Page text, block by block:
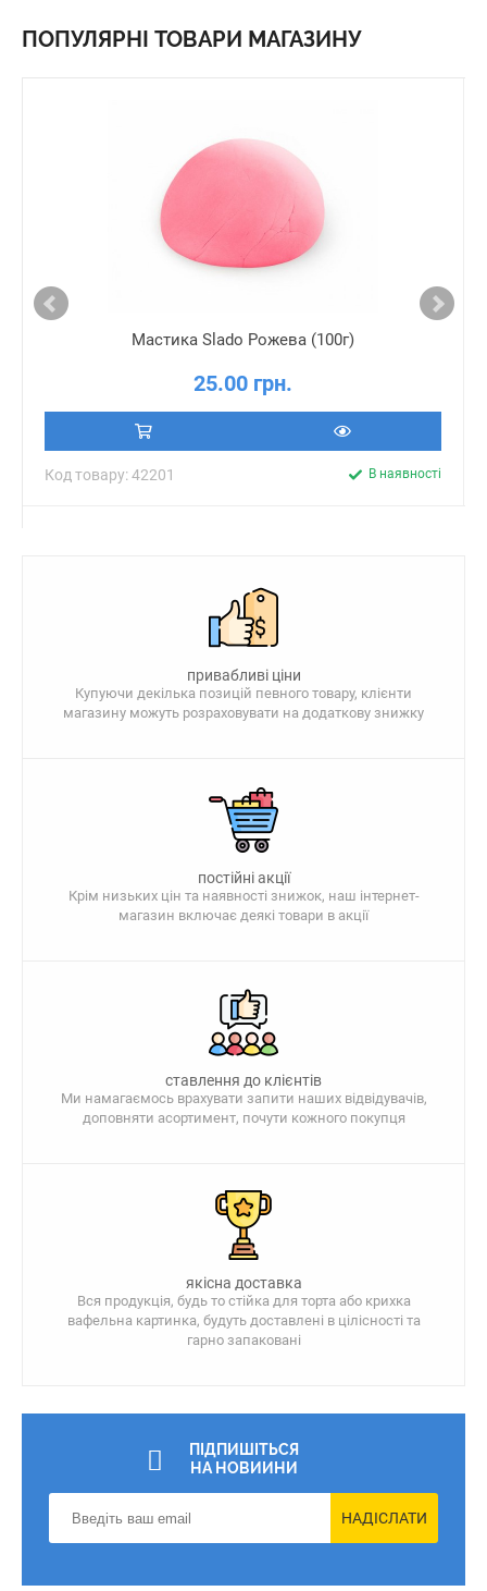
ПОПУЛЯРНІ ТОВАРИ МАГАЗИНУ
Мастика Slado Рожева (100г)
25.00 грн.
Код товару: 42201 В наявності
привабливі ціни
Купуючи декілька позицій певного товару, клієнти
магазину можуть розраховувати на додаткову знижку
постійні акції
Крім низьких цін та наявності знижок, наш інтернет-
магазин включає деякі товари в акції
ставлення до клієнтів
Ми намагаємось врахувати запити наших відвідувачів,
доповняти асортимент, почути кожного покупця
якісна доставка
Вся продукція, будь то стійка для торта або крихка
вафельна картинка, будуть доставлені в цілісності та
гарно запаковані
ПІДПИШІТЬСЯ
НА НОВИИНИ
НАДІСЛАТИ